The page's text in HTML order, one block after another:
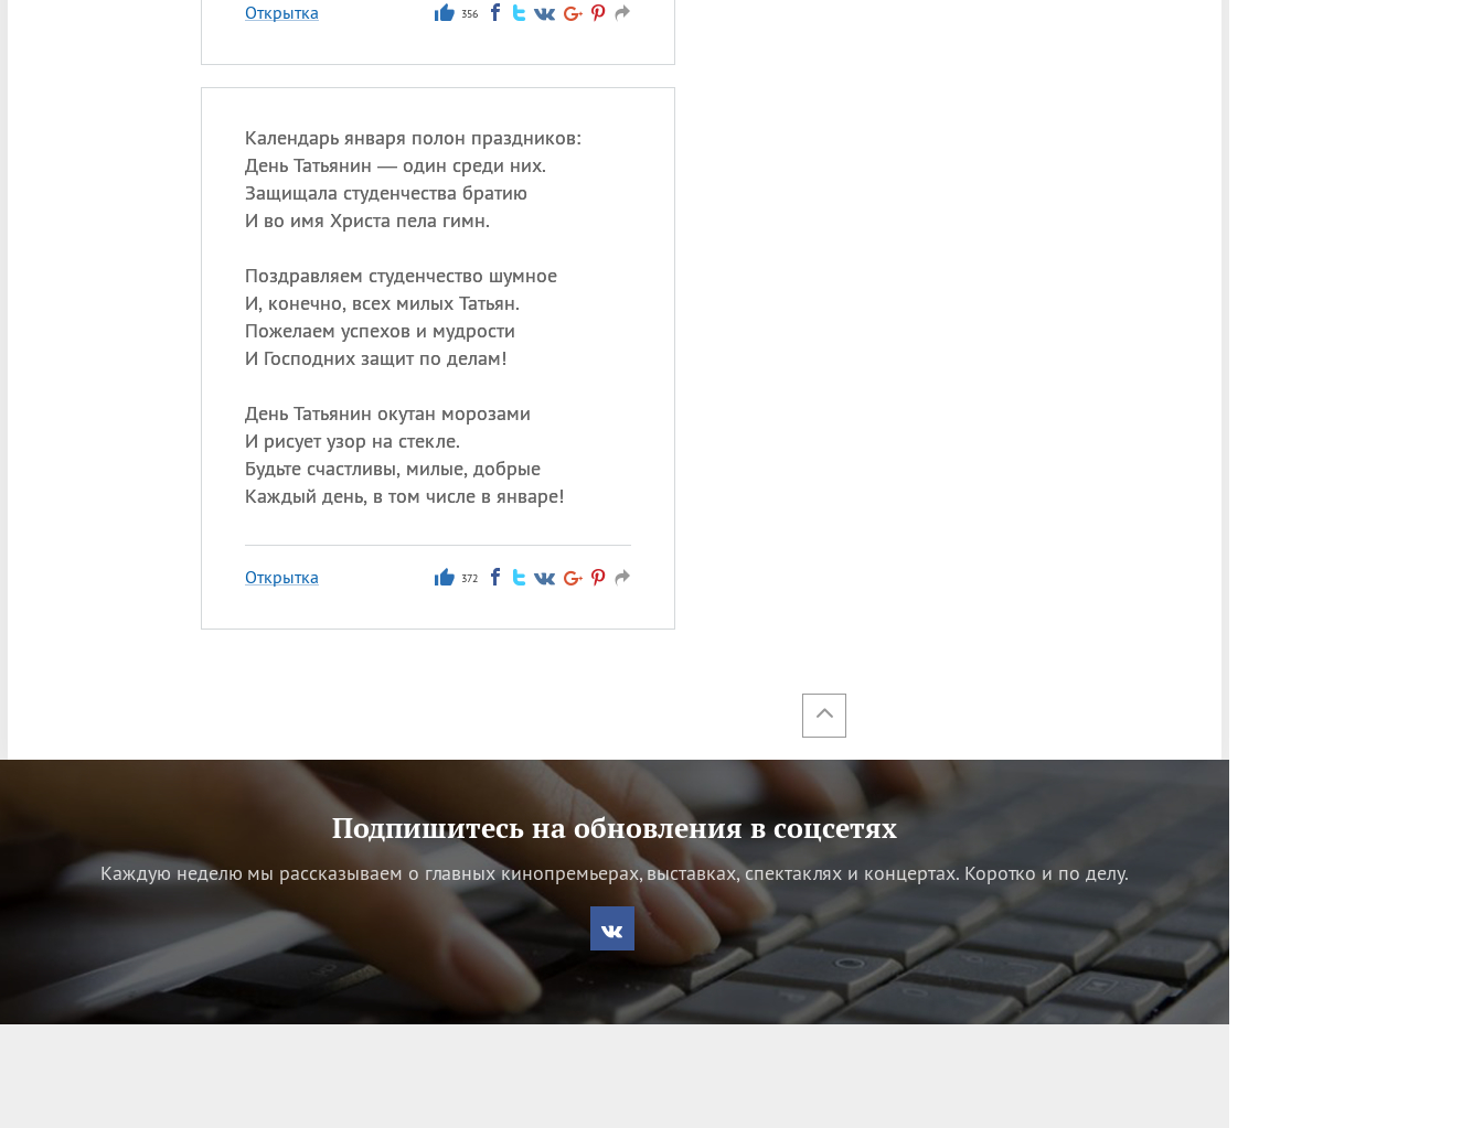
Открытка 356
Календарь января полон праздников:
День Татьянин — один среди них.
Защищала студенчества братию
И во имя Христа пела гимн.
Поздравляем студенчество шумное
И, конечно, всех милых Татьян.
Пожелаем успехов и мудрости
И Господних защит по делам!
День Татьянин окутан морозами
И рисует узор на стекле.
Будьте счастливы, милые, добрые
Каждый день, в том числе в январе!
Открытка 372
Подпишитесь на обновления в соцсетях
Каждую неделю мы рассказываем о главных кинопремьерах, выставках, спектаклях и концертах. Коротко и по делу.